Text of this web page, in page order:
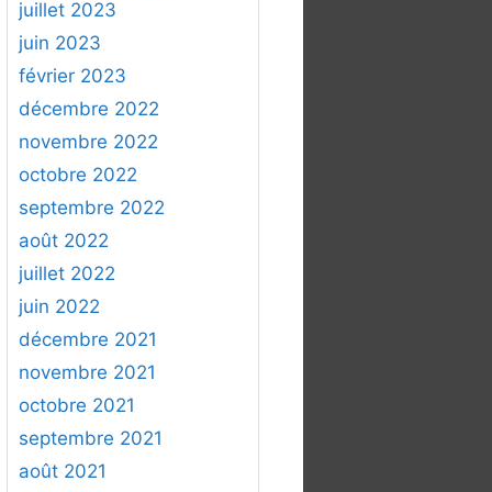
juillet 2023
juin 2023
février 2023
décembre 2022
novembre 2022
octobre 2022
septembre 2022
août 2022
juillet 2022
juin 2022
décembre 2021
novembre 2021
octobre 2021
septembre 2021
août 2021